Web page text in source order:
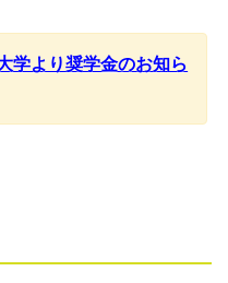
学より奨学金のお知ら